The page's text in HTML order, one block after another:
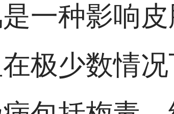
一种影响
极少数情